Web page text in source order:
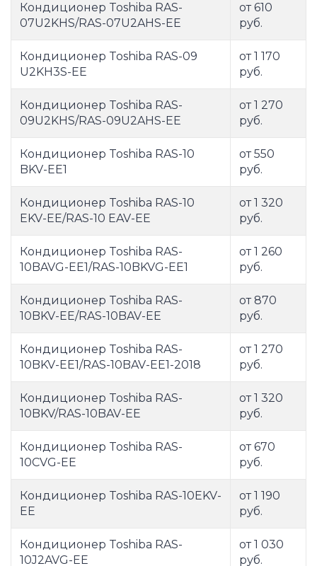
Кондиционер Toshiba RAS-
07U2KHS/RAS-07U2AHS-EE
от 610
руб.
Кондиционер Toshiba RAS-09
U2KH3S-EE
от 1 170
руб.
Кондиционер Toshiba RAS-
09U2KHS/RAS-09U2AHS-EE
от 1 270
руб.
Кондиционер Toshiba RAS-10
BKV-EE1
от 550
руб.
Кондиционер Toshiba RAS-10
EKV-EE/RAS-10 EAV-EE
от 1 320
руб.
Кондиционер Toshiba RAS-
10BAVG-EE1/RAS-10BKVG-EE1
от 1 260
руб.
Кондиционер Toshiba RAS-
10BKV-EE/RAS-10BAV-EE
от 870
руб.
Кондиционер Toshiba RAS-
10BKV-EE1/RAS-10BAV-EE1-2018
от 1 270
руб.
Кондиционер Toshiba RAS-
10BKV/RAS-10BAV-EE
от 1 320
руб.
Кондиционер Toshiba RAS-
10CVG-EE
от 670
руб.
Кондиционер Toshiba RAS-10EKV-
EE
от 1 190
руб.
Кондиционер Toshiba RAS-
10J2AVG-EE
от 1 030
руб.